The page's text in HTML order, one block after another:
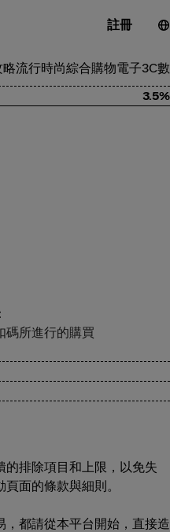
註冊
略流行時尚綜合購物電子3C
3.5%
碼所進行的購買
的排除項目和上限，以免失
面的條款與細則。
都請從本平台開始，直接造